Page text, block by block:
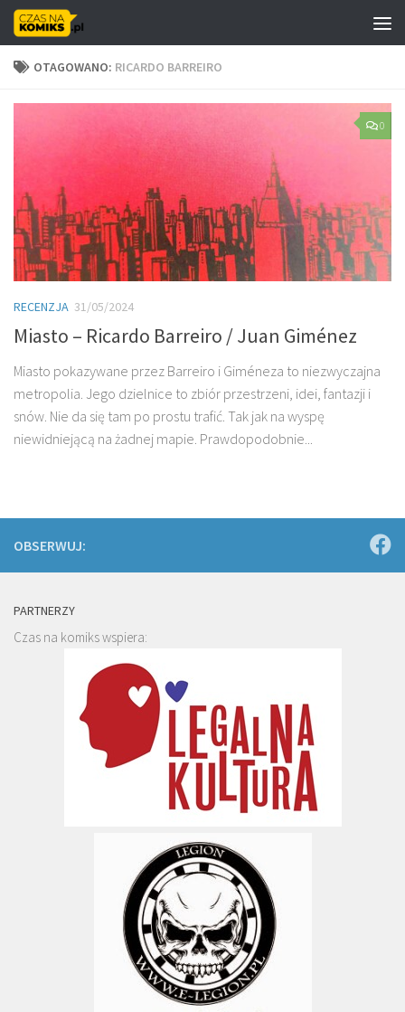
Skip to content
OTAGOWANO: RICARDO BARREIRO
0
RECENZJA 31/05/2024
Miasto – Ricardo Barreiro / Juan Giménez
Miasto pokazywane przez Barreiro i Giméneza to niezwyczajna
metropolia. Jego dzielnice to zbiór przestrzeni, idei, fantazji i
snów. Nie da się tam po prostu trafić. Tak jak na wyspę
niewidniejącą na żadnej mapie. Prawdopodobnie...
OBSERWUJ:
PARTNERZY
Czas na komiks wspiera: